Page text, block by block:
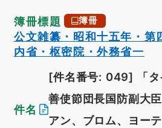
簿冊標題 簿冊
公文雑纂・昭和十五年・第
内省・枢密院・外務省一
件名
[件名番号: 049] 「
善使節団長国防副大
アン、ブロム、ヨー